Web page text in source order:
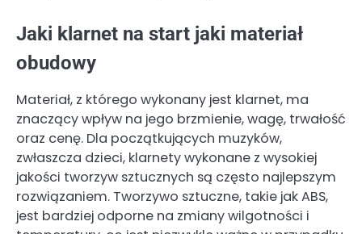
Jaki klarnet na start jaki materiał
obudowy
Materiał, z którego wykonany jest klarnet, ma
znaczący wpływ na jego brzmienie, wagę, trwałość
oraz cenę. Dla początkujących muzyków,
zwłaszcza dzieci, klarnety wykonane z wysokiej
jakości tworzyw sztucznych są często najlepszym
rozwiązaniem. Tworzywo sztuczne, takie jak ABS,
jest bardziej odporne na zmiany wilgotności i